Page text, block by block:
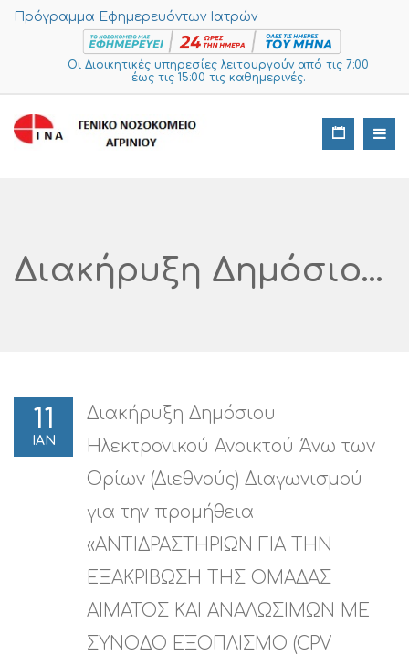
Πρόγραμμα Εφημερευόντων Ιατρών
Οι Διοικητικές υπηρεσίες λειτουργούν από τις 7:00
έως τις 15:00 τις καθημερινές.
Διακήρυξη Δημόσιου Ηλεκτρονικού Ανοικτού Άνω Των Ορίων (Διεθνούς) Διαγωνισμού Για Την Προμήθεια «ΑΝΤΙΔΡΑΣΤΗΡΙΩΝ ΓΙΑ ΤΗΝ ΕΞΑΚΡΙΒΩΣΗ ΤΗΣ ΟΜΑΔΑΣ ΑΙΜΑΤΟΣ ΚΑΙ ΑΝΑΛΩΣΙΜΩΝ ΜΕ ΣΥΝΟΔΟ ΕΞΟΠΛΙΣΜΟ (CPV 33696100-6), Για Τις Ανάγκες Του Γενικού Νοσοκομείου Αιτωλοακαρνανίας Νοσηλευτική Μονάδα Αγρινίου Με Ανοικτή Διαδικασία Μέσω ΕΣΗΔΗΣ (α/α 103724, 103725, 103726), Με Κριτήριο Κατακύρωσης Τη Συμφερότερη Από Οικονομικής Άποψης Προσφορά
11
ΙΑΝ
Διακήρυξη Δημόσιου
Ηλεκτρονικού Ανοικτού Άνω των
Ορίων (Διεθνούς) Διαγωνισμού
για την προμήθεια
«ΑΝΤΙΔΡΑΣΤΗΡΙΩΝ ΓΙΑ ΤΗΝ
ΕΞΑΚΡΙΒΩΣΗ ΤΗΣ ΟΜΑΔΑΣ
ΑΙΜΑΤΟΣ ΚΑΙ ΑΝΑΛΩΣΙΜΩΝ ΜΕ
ΣΥΝΟΔΟ ΕΞΟΠΛΙΣΜΟ (CPV